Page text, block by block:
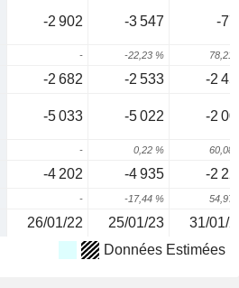
-2 902 -3 547 -
- -22,23 % 78,21
-2 682 -2 533
-2
-5 033 -5 022 -2
- 0,22 % 60,08
-4 202 -4 935 -2
- -17,44 % 54,97
26/01/22 25/01/23 31/01/
Données Estimées